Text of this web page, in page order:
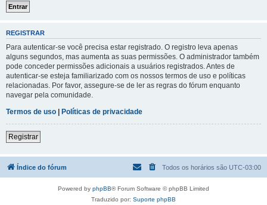
REGISTRAR
Para autenticar-se você precisa estar registrado. O registro leva apenas
alguns segundos, mas aumenta as suas permissões. O administrador também
pode conceder permissões adicionais a usuários registrados. Antes de
autenticar-se esteja familiarizado com os nossos termos de uso e políticas
relacionadas. Por favor, assegure-se de ler as regras do fórum enquanto
navegar pela comunidade.
Termos de uso | Políticas de privacidade
Registrar
Índice do fórum Todos os horários são UTC-03:00
Powered by phpBB® Forum Software © phpBB Limited
Traduzido por: Suporte phpBB